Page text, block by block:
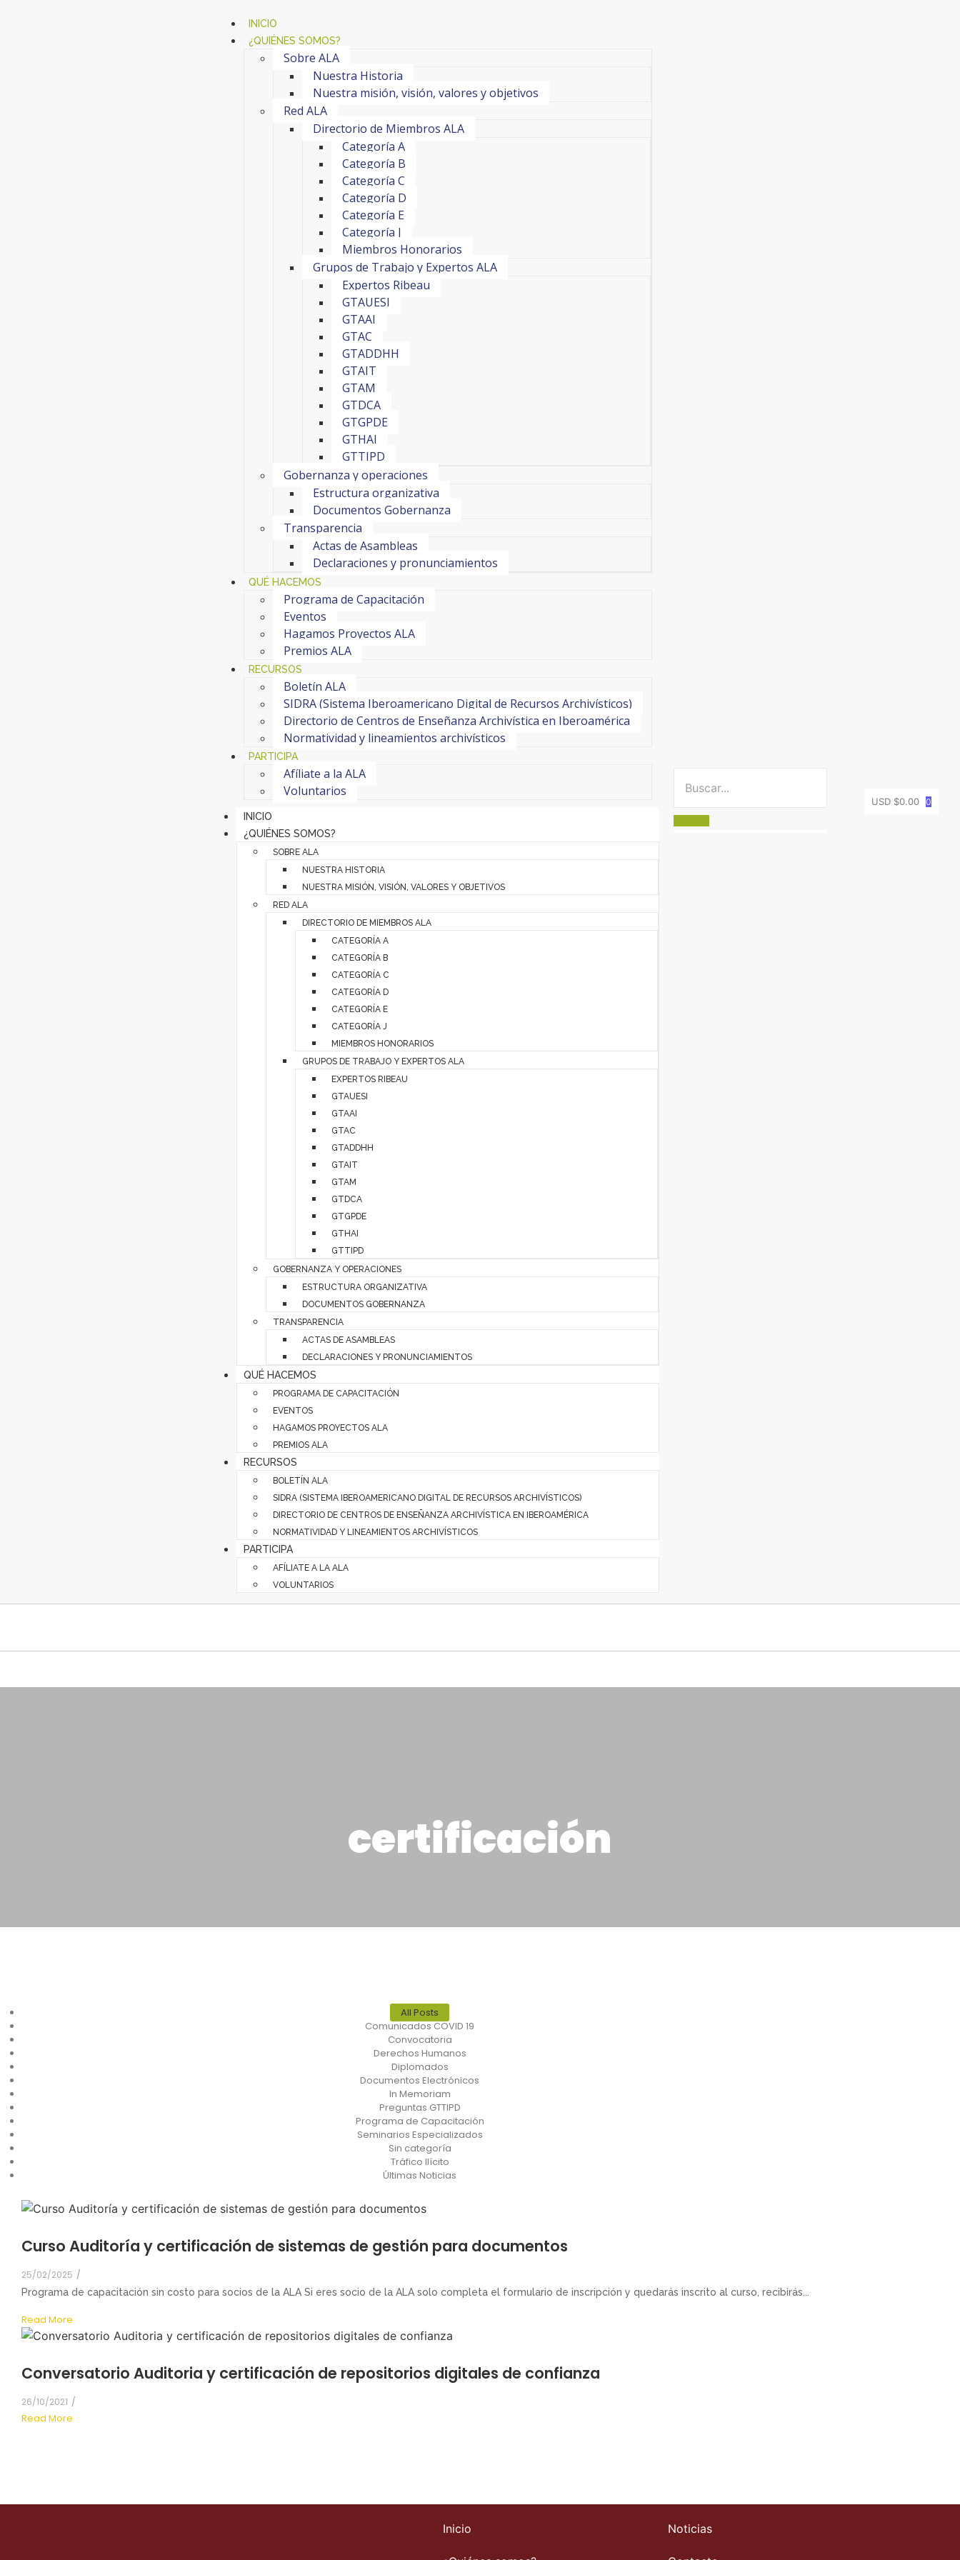
INICIO
¿QUIÉNES SOMOS?
Sobre ALA
Nuestra Historia
Nuestra misión, visión, valores y objetivos
Red ALA
Directorio de Miembros ALA
Categoría A
Categoría B
Categoría C
Categoría D
Categoría E
Categoría J
Miembros Honorarios
Grupos de Trabajo y Expertos ALA
Expertos Ribeau
GTAUESI
GTAAI
GTAC
GTADDHH
GTAIT
GTAM
GTDCA
GTGPDE
GTHAI
GTTIPD
Gobernanza y operaciones
Estructura organizativa
Documentos Gobernanza
Transparencia
Actas de Asambleas
Declaraciones y pronunciamientos
QUÉ HACEMOS
Programa de Capacitación
Eventos
Hagamos Proyectos ALA
Premios ALA
RECURSOS
Boletín ALA
SIDRA (Sistema Iberoamericano Digital de Recursos Archivísticos)
Directorio de Centros de Enseñanza Archivística en Iberoamérica
Normatividad y lineamientos archivísticos
PARTICIPA
Afíliate a la ALA
Voluntarios
INICIO
¿QUIÉNES SOMOS?
SOBRE ALA
NUESTRA HISTORIA
NUESTRA MISIÓN, VISIÓN, VALORES Y OBJETIVOS
RED ALA
DIRECTORIO DE MIEMBROS ALA
CATEGORÍA A
CATEGORÍA B
CATEGORÍA C
CATEGORÍA D
CATEGORÍA E
CATEGORÍA J
MIEMBROS HONORARIOS
GRUPOS DE TRABAJO Y EXPERTOS ALA
EXPERTOS RIBEAU
GTAUESI
GTAAI
GTAC
GTADDHH
GTAIT
GTAM
GTDCA
GTGPDE
GTHAI
GTTIPD
GOBERNANZA Y OPERACIONES
ESTRUCTURA ORGANIZATIVA
DOCUMENTOS GOBERNANZA
TRANSPARENCIA
ACTAS DE ASAMBLEAS
DECLARACIONES Y PRONUNCIAMIENTOS
QUÉ HACEMOS
PROGRAMA DE CAPACITACIÓN
EVENTOS
HAGAMOS PROYECTOS ALA
PREMIOS ALA
RECURSOS
BOLETÍN ALA
SIDRA (SISTEMA IBEROAMERICANO DIGITAL DE RECURSOS ARCHIVÍSTICOS)
DIRECTORIO DE CENTROS DE ENSEÑANZA ARCHIVÍSTICA EN IBEROAMÉRICA
NORMATIVIDAD Y LINEAMIENTOS ARCHIVÍSTICOS
PARTICIPA
AFÍLIATE A LA ALA
VOLUNTARIOS
USD $0.00 0
certificación
All Posts
Comunicados COVID 19
Convocatoria
Derechos Humanos
Diplomados
Documentos Electrónicos
In Memoriam
Preguntas GTTIPD
Programa de Capacitación
Seminarios Especializados
Sin categoría
Tráfico Ilícito
Últimas Noticias
Curso Auditoría y certificación de sistemas de gestión para documentos
25/02/2025 /
Programa de capacitación sin costo para socios de la ALA Si eres socio de la ALA solo completa el formulario de inscripción y quedarás inscrito al curso, recibirás...
Read More
Conversatorio Auditoria y certificación de repositorios digitales de confianza
26/10/2021 /
Read More
Inicio Noticias